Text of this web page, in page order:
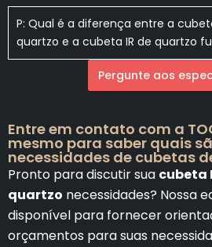
P: Qual é a diferença entre a
quartzo e a cubeta IR de quartzo
Pergunte aos
Entre em contato com a
mesmo para saber quais
necessidades de cubetas
Pronto para discutir sua cubeta
quartzo necessidades? Nossa
disponível para fornecer
orçamentos para suas